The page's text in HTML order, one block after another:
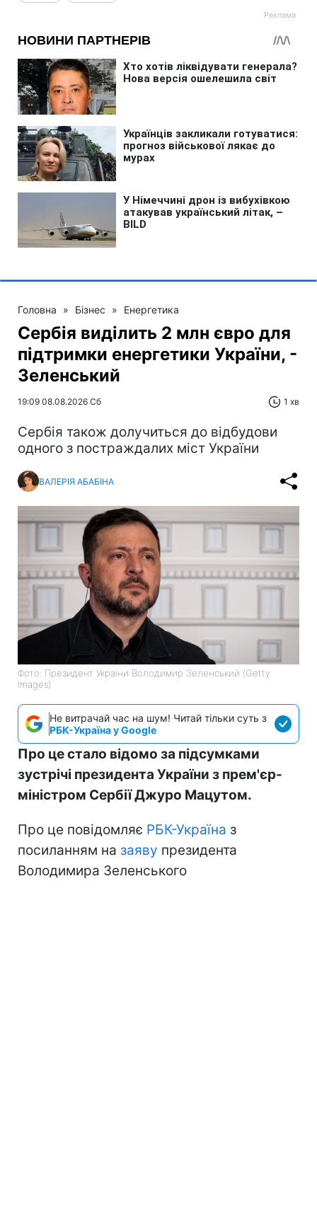
Головна » Бізнес » Енергетика
Сербія виділить 2 млн євро для
підтримки енергетики України, -
Зеленський
19:09 08.08.2026 Сб 1 хв
Сербія також долучиться до відбудови
одного з постраждалих міст України
ВАЛЕРІЯ АБАБІНА
Фото: Президент України Володимир Зеленський (Getty
Images)
Не витрачай час на шум! Читай тільки суть з
РБК-Україна у Google
Про це стало відомо за підсумками
зустрічі президента України з прем'єр-
міністром Сербії Джуро Мацутом.
Про це повідомляє РБК-Україна з
посиланням на заяву президента
Володимира Зеленського